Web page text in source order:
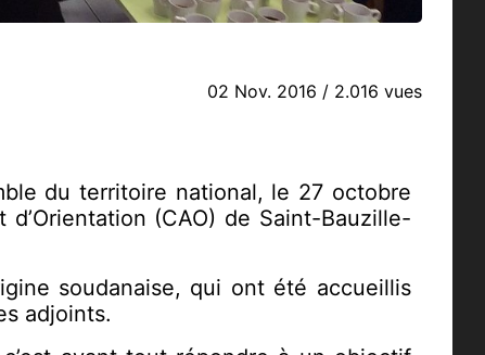
02 Nov. 2016 / 2.016 vues
du territoire national, le 27 octobre
(CAO) de Saint-Bauzille-
soudanaise, qui ont été accueillis
adjoints.